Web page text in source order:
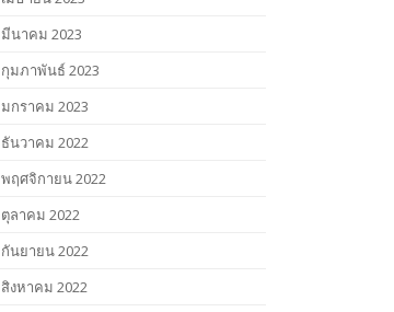
มีนาคม 2023
กุมภาพันธ์ 2023
มกราคม 2023
ธันวาคม 2022
พฤศจิกายน 2022
ตุลาคม 2022
กันยายน 2022
สิงหาคม 2022